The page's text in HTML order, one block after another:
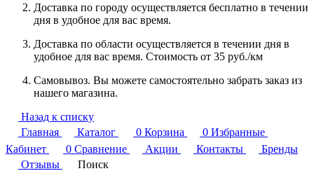
Доставка по городу осуществляется бесплатно в течении
дня в удобное для вас время.
Доставка по области осуществляется в течении дня в
удобное для вас время. Стоимость от 35 руб./км
Самовывоз. Вы можете самостоятельно забрать заказ из
нашего магазина.
Назад к списку
Главная
Каталог 0 Корзина 0 Избранные
Кабинет
0 Сравнение Акции Контакты
Бренды
Отзывы
Поиск